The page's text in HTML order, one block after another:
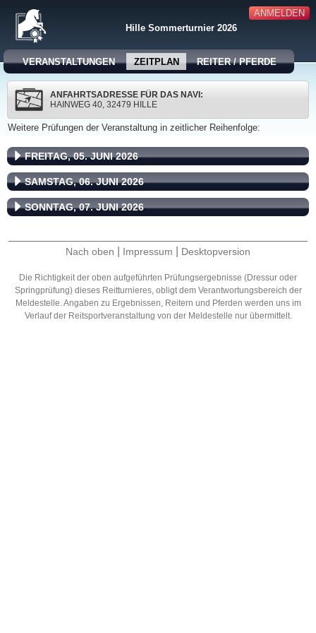
ANMELDEN
Hille Sommerturnier 2026
VERANSTALTUNGEN ZEITPLAN REITER / PFERDE
ANFAHRTSADRESSE FÜR DAS NAVI:
HAINWEG 40, 32479 HILLE
Weitere Prüfungen der Veranstaltung in zeitlicher Reihenfolge:
FREITAG, 05. JUNI 2026
SAMSTAG, 06. JUNI 2026
SONNTAG, 07. JUNI 2026
Nach oben Impressum Desktopversion
Die Richtigkeit der oben aufgeführten Prüfungsergebnisse (Dressur oder
Springprüfung) dieses Reitturnieres, obligt dem Verantwortungsbereich der
Meldestelle. Angaben zu Ergebnissen, Reitern und Pferden werden uns im
Verlauf der Reitsportveranstaltung von der Meldestelle nur übermittelt.